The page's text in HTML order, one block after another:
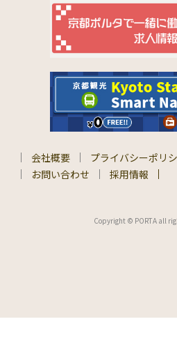
会社概要 プライバシーポリ
お問い合わせ
採用情報
Copyright © PORTA all